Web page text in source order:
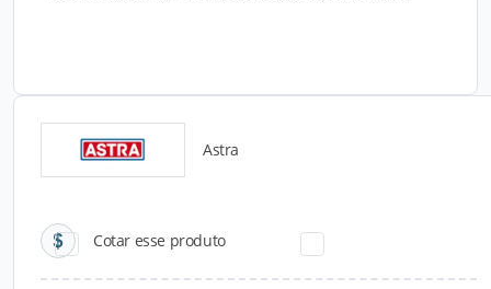
Astra
Cotar esse produto
Catálogos para Download